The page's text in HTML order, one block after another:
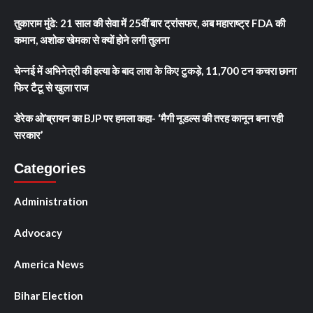
तुकाराम मुंढे: 21 साल की सेवा में 25वीं बार ट्रांसफर, अब महाराष्ट्र FDA की
कमान, अशोक खेमका से क्यों होने लगी तुलना
चेन्नई में अभिनेत्री की हत्या के बाद लाश के किए टुकड़े, 11,700 टन कचरा छाना
फिर टैटू से खुला राज
डेरेक ओ’ब्रायन का BJP पर हमला कहा- ‘मैगी नूडल्स की तरह कानून बना रही
सरकार’
Categories
Administration
Advocacy
America News
Bihar Election